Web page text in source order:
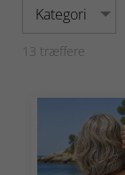
Kategori
13 træffere